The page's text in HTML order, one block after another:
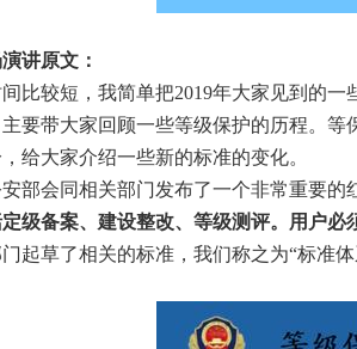
演讲原文：
时间比较短，我简单把2019年大家见到
给大家介绍一些新的标准的变化。
公安部会同相关部门发布了一个非常重
级备案、建设整改、等级测评。用户必
起草了相关的标准，我们称之为“标准